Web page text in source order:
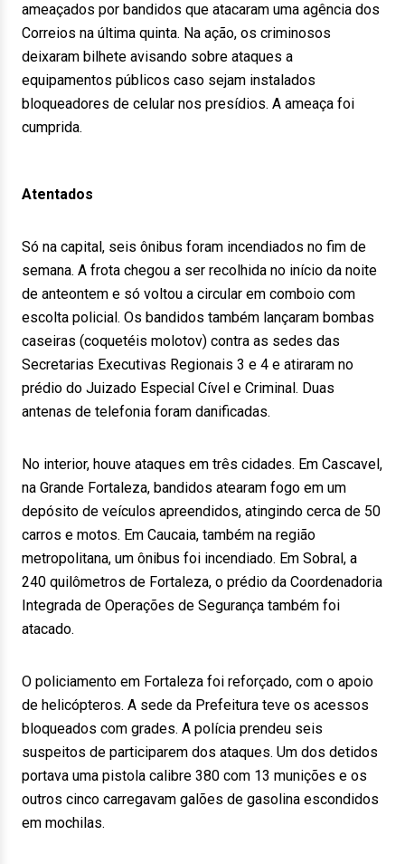
ameaçados por bandidos que atacaram uma agência dos
Correios na última quinta. Na ação, os criminosos
deixaram bilhete avisando sobre ataques a
equipamentos públicos caso sejam instalados
bloqueadores de celular nos presídios. A ameaça foi
cumprida.
Atentados
Só na capital, seis ônibus foram incendiados no fim de
semana. A frota chegou a ser recolhida no início da noite
de anteontem e só voltou a circular em comboio com
escolta policial. Os bandidos também lançaram bombas
caseiras (coquetéis molotov) contra as sedes das
Secretarias Executivas Regionais 3 e 4 e atiraram no
prédio do Juizado Especial Cível e Criminal. Duas
antenas de telefonia foram danificadas.
No interior, houve ataques em três cidades. Em Cascavel,
na Grande Fortaleza, bandidos atearam fogo em um
depósito de veículos apreendidos, atingindo cerca de 50
carros e motos. Em Caucaia, também na região
metropolitana, um ônibus foi incendiado. Em Sobral, a
240 quilômetros de Fortaleza, o prédio da Coordenadoria
Integrada de Operações de Segurança também foi
atacado.
O policiamento em Fortaleza foi reforçado, com o apoio
de helicópteros. A sede da Prefeitura teve os acessos
bloqueados com grades. A polícia prendeu seis
suspeitos de participarem dos ataques. Um dos detidos
portava uma pistola calibre 380 com 13 munições e os
outros cinco carregavam galões de gasolina escondidos
em mochilas.